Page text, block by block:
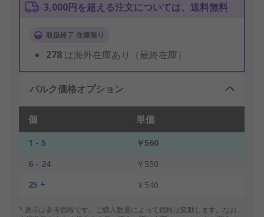
3,000円を超える注文については、送料無料
取扱終了 在庫限り
278 は海外在庫あり（最終在庫）
バルク価格オプション
個 単価
1 - 5
￥560
6 - 24
￥550
25 +
￥540
* 表示は参考価格です。ご購入数量によって価格は変動します。なお、